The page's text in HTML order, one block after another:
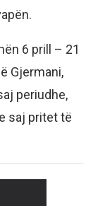
6 prill – 21
Gjermani,
periudhe,
saj pritet të